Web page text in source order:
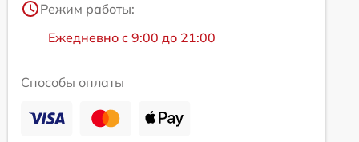
Режим работы:
Ежедневно с 9:00 до 21:00
Способы оплаты